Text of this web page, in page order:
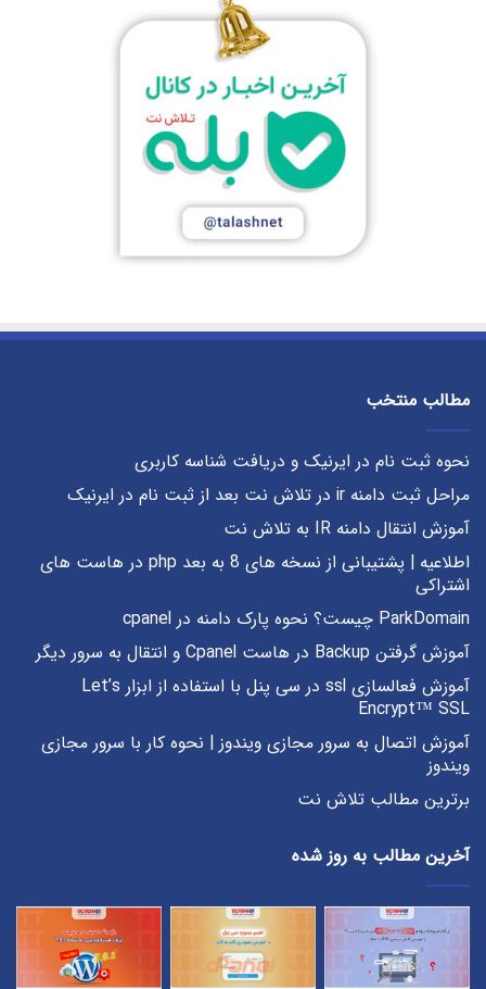
مطالب منتخب
نحوه ثبت نام در ایرنیک و دریافت شناسه کاربری
مراحل ثبت دامنه ir در تلاش نت بعد از ثبت نام در ایرنیک
آموزش انتقال دامنه IR به تلاش نت
اطلاعیه | پشتیبانی از نسخه های 8 به بعد php در هاست های
اشتراکی
ParkDomain چیست؟ نحوه پارک دامنه در cpanel
آموزش گرفتن Backup در هاست Cpanel و انتقال به سرور دیگر
آموزش فعالسازی ssl در سی پنل با استفاده از ابزار Let’s
Encrypt™ SSL
آموزش اتصال به سرور مجازی ویندوز | نحوه کار با سرور مجازی
ویندوز
برترین مطالب تلاش نت
آخرین مطالب به روز شده